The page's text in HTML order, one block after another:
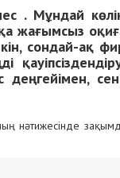
. Мұндай
жағымсыз
сондай-ақ
нәтижесінде